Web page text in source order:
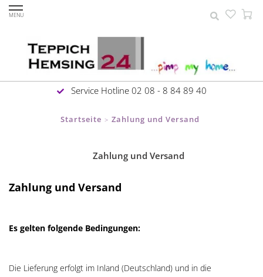
MENU
Service Hotline 02 08 - 8 84 89 40
Startseite > Zahlung und Versand
Zahlung und Versand
Zahlung und Versand
Es gelten folgende Bedingungen:
Die Lieferung erfolgt im Inland (Deutschland) und in die